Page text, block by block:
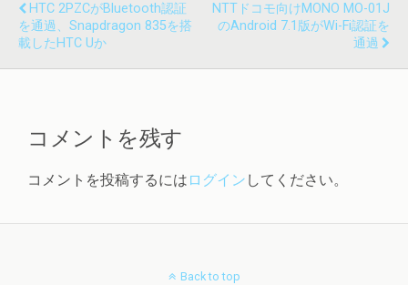
HTC 2PZCがBluetooth認証
を通過、Snapdragon 835を搭
載したHTC Uか
NTTドコモ向けMONO MO-01J
のAndroid 7.1版がWi-Fi認証を
通過
コメントを残す
コメントを投稿するには ログイン してください。
Back to top